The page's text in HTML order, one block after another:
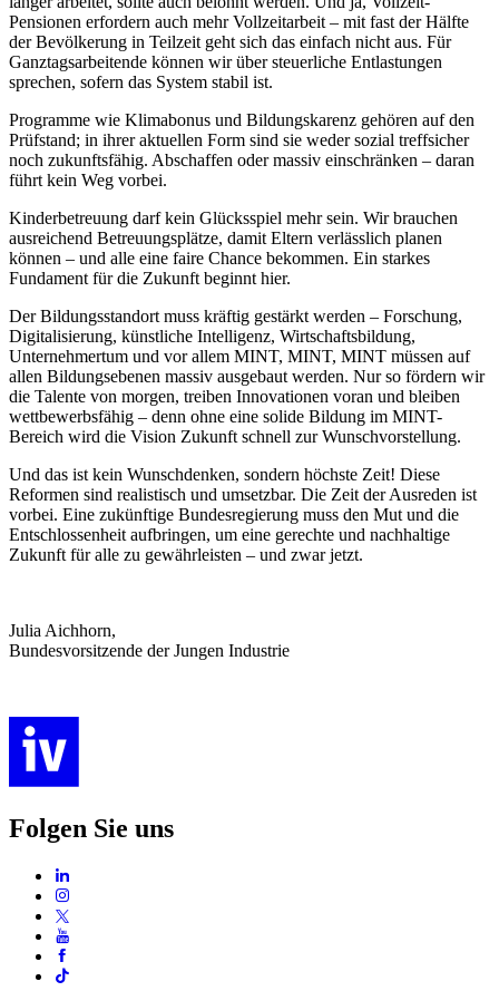
Pensionen erfordern auch mehr Vollzeitarbeit – mit fast der Hälfte
der Bevölkerung in Teilzeit geht sich das einfach nicht aus. Für
Ganztagsarbeitende können wir über steuerliche Entlastungen
sprechen, sofern das System stabil ist.
Programme wie Klimabonus und Bildungskarenz gehören auf den
Prüfstand; in ihrer aktuellen Form sind sie weder sozial treffsicher
noch zukunftsfähig. Abschaffen oder massiv einschränken – daran
führt kein Weg vorbei.
Kinderbetreuung darf kein Glücksspiel mehr sein. Wir brauchen
ausreichend Betreuungsplätze, damit Eltern verlässlich planen
können – und alle eine faire Chance bekommen. Ein starkes
Fundament für die Zukunft beginnt hier.
Der Bildungsstandort muss kräftig gestärkt werden – Forschung,
Digitalisierung, künstliche Intelligenz, Wirtschaftsbildung,
Unternehmertum und vor allem MINT, MINT, MINT müssen auf
allen Bildungsebenen massiv ausgebaut werden. Nur so fördern wir
die Talente von morgen, treiben Innovationen voran und bleiben
wettbewerbsfähig – denn ohne eine solide Bildung im MINT-
Bereich wird die Vision Zukunft schnell zur Wunschvorstellung.
Und das ist kein Wunschdenken, sondern höchste Zeit! Diese
Reformen sind realistisch und umsetzbar. Die Zeit der Ausreden ist
vorbei. Eine zukünftige Bundesregierung muss den Mut und die
Entschlossenheit aufbringen, um eine gerechte und nachhaltige
Zukunft für alle zu gewährleisten – und zwar jetzt.
Julia Aichhorn,
Bundesvorsitzende der Jungen Industrie
Folgen Sie uns